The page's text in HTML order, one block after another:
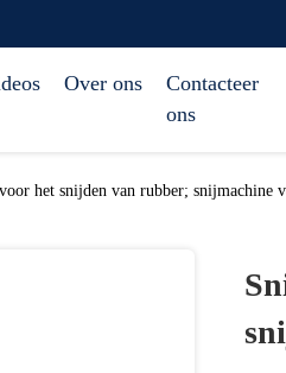
Over ons
Contacteer
ons
het snijden van rubber; snijmachine